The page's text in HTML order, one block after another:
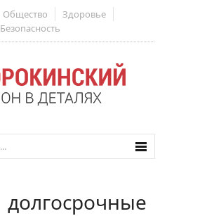
Общество
Здоровье
Безопасность
долгосрочные